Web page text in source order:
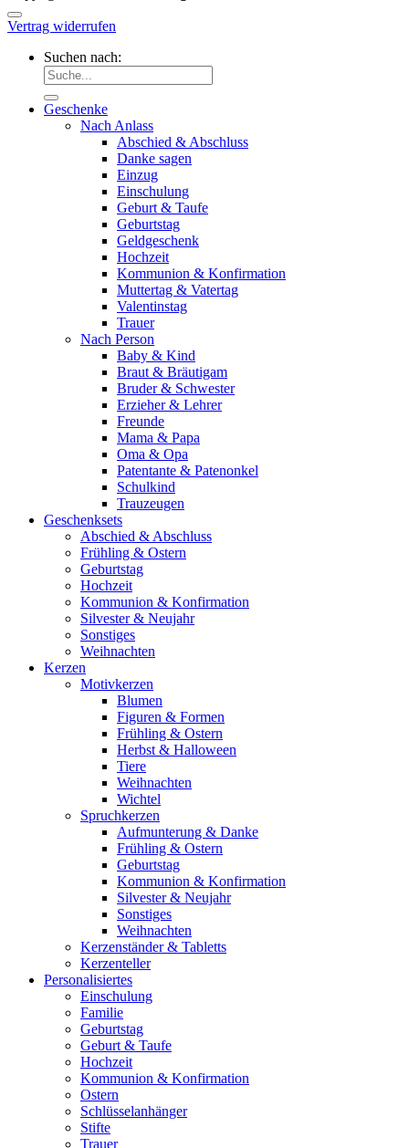
Vertrag widerrufen
Suchen nach:
Geschenke
Nach Anlass
Abschied & Abschluss
Danke sagen
Einzug
Einschulung
Geburt & Taufe
Geburtstag
Geldgeschenk
Hochzeit
Kommunion & Konfirmation
Muttertag & Vatertag
Valentinstag
Trauer
Nach Person
Baby & Kind
Braut & Bräutigam
Bruder & Schwester
Erzieher & Lehrer
Freunde
Mama & Papa
Oma & Opa
Patentante & Patenonkel
Schulkind
Trauzeugen
Geschenksets
Abschied & Abschluss
Frühling & Ostern
Geburtstag
Hochzeit
Kommunion & Konfirmation
Silvester & Neujahr
Sonstiges
Weihnachten
Kerzen
Motivkerzen
Blumen
Figuren & Formen
Frühling & Ostern
Herbst & Halloween
Tiere
Weihnachten
Wichtel
Spruchkerzen
Aufmunterung & Danke
Frühling & Ostern
Geburtstag
Kommunion & Konfirmation
Silvester & Neujahr
Sonstiges
Weihnachten
Kerzenständer & Tabletts
Kerzenteller
Personalisiertes
Einschulung
Familie
Geburtstag
Geburt & Taufe
Hochzeit
Kommunion & Konfirmation
Ostern
Schlüsselanhänger
Stifte
Trauer